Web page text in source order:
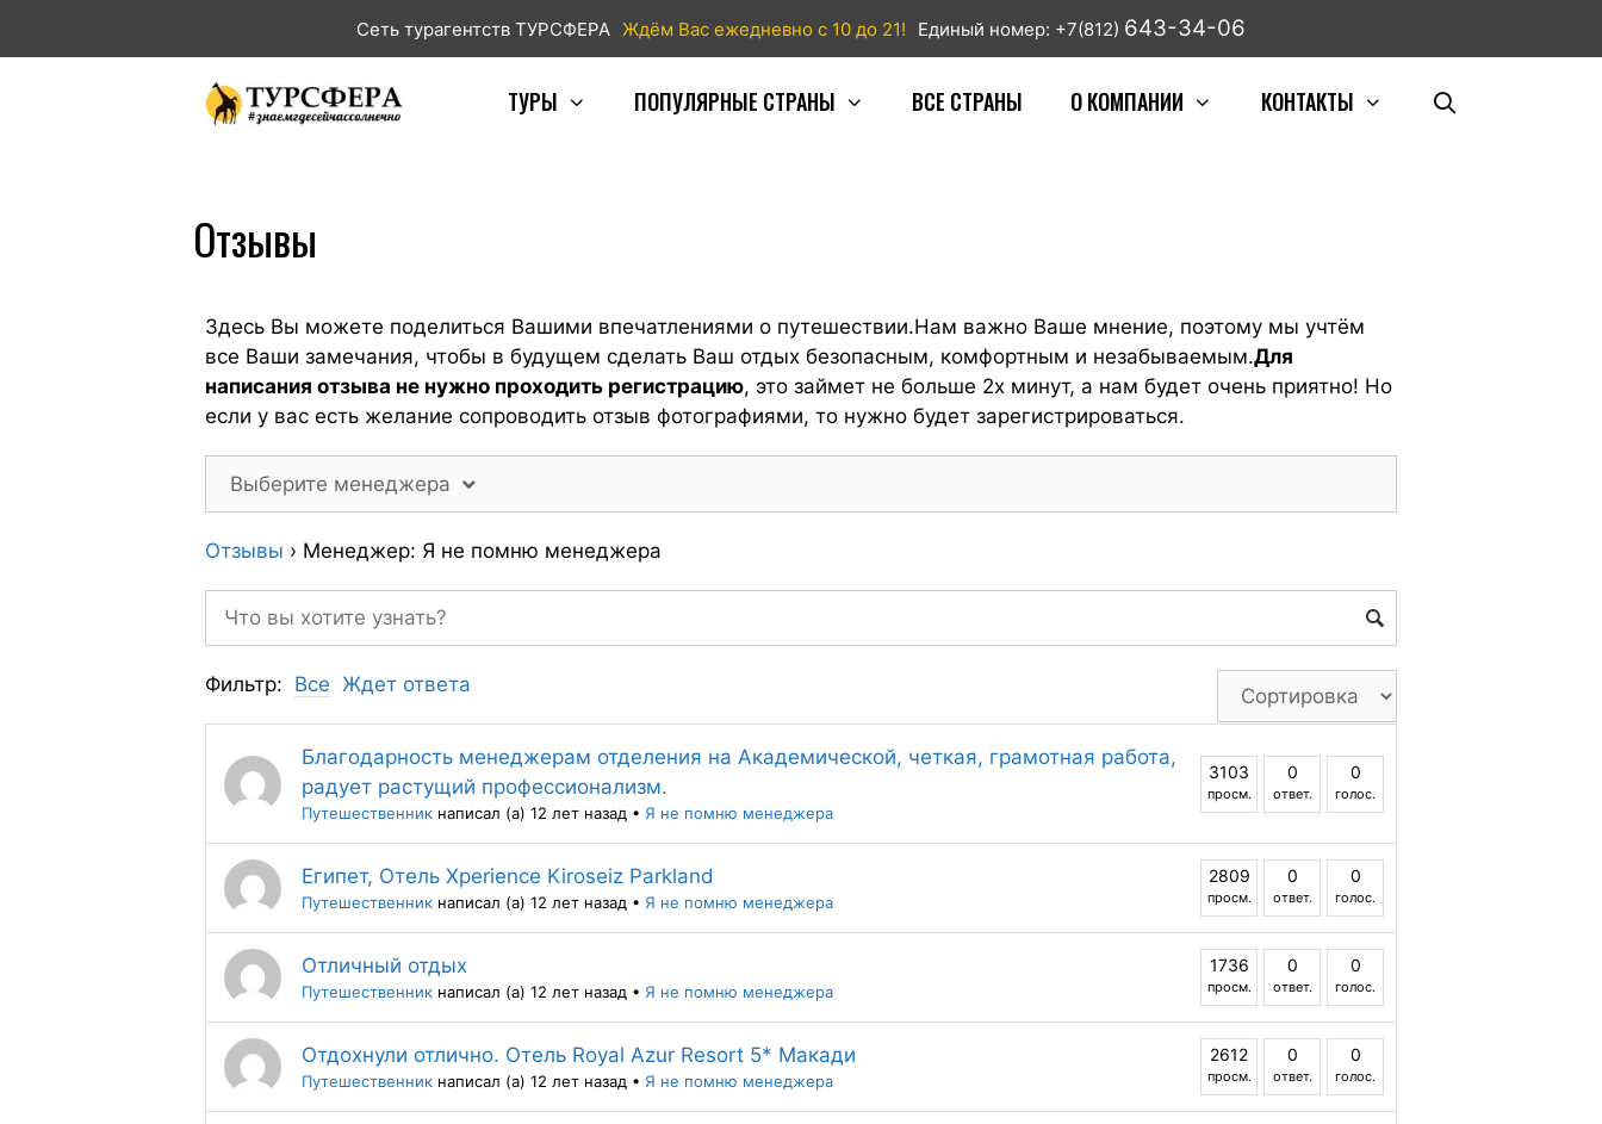
Сеть турагентств ТУРСФЕРА Ждём Вас ежедневно с 10 до 21! Единый номер: +7(812) 643-34-06
ТУРЫ ПОПУЛЯРНЫЕ СТРАНЫ ВСЕ СТРАНЫ О КОМПАНИИ КОНТАКТЫ
Отзывы
Здесь Вы можете поделиться Вашими впечатлениями о путешествии.Нам важно Ваше мнение, поэтому мы учтём
все Ваши замечания, чтобы в будущем сделать Ваш отдых безопасным, комфортным и незабываемым.Для
написания отзыва не нужно проходить регистрацию, это займет не больше 2х минут, а нам будет очень приятно! Но
если у вас есть желание сопроводить отзыв фотографиями, то нужно будет зарегистрироваться.
Выберите менеджера
Отзывы › Менеджер: Я не помню менеджера
Фильтр: Все Ждет ответа
Благодарность менеджерам отделения на Академической, четкая, грамотная работа,
радует растущий профессионализм.
Путешественник написал (а) 12 лет назад • Я не помню менеджера
3103
просм.
0
ответ.
0
голос.
Египет, Отель Xperience Kiroseiz Parkland
Путешественник написал (а) 12 лет назад • Я не помню менеджера
2809
просм.
0
ответ.
0
голос.
Отличный отдых
Путешественник написал (а) 12 лет назад • Я не помню менеджера
1736
просм.
0
ответ.
0
голос.
Отдохнули отлично. Отель Royal Azur Resort 5* Макади
Путешественник написал (а) 12 лет назад • Я не помню менеджера
2612
просм.
0
ответ.
0
голос.